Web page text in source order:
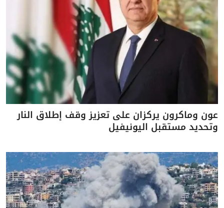
عون وماكرون يركزان على تعزيز وقف إطلاق النار
وتحديد مستقبل اليونيفيل